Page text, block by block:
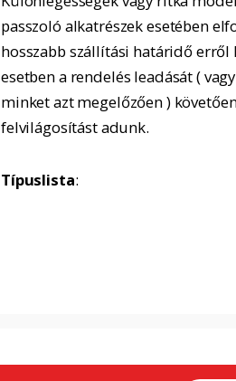
passzoló alkatrészek esetében
hosszabb szállítási határidő erről
esetben a rendelés leadását (
minket azt megelőzően )
felvilágosítást adunk.
Típuslista: